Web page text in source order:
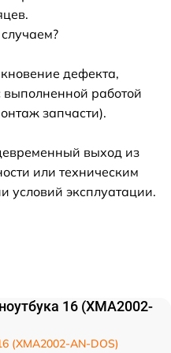
дефекта,
работой
запчасти).
выход из
или техническим
условий эксплуатации.
16 (XMA2002-
(XMA2002-AN-DOS)